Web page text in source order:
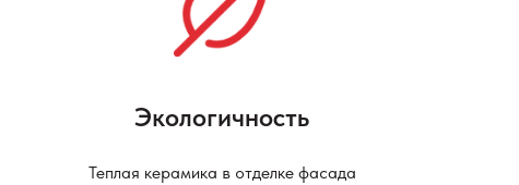
Экологичность
Теплая керамика в отделке фасада